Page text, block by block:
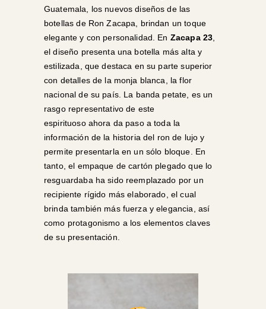
Guatemala, los nuevos diseños de las
botellas de Ron Zacapa, brindan un toque
elegante y con personalidad. En Zacapa 23
el diseño presenta una botella más alta y
estilizada, que destaca en su parte superior
con detalles de la monja blanca, la flor
nacional de su país. La banda petate, es un
rasgo representativo de este
espirituoso ahora da paso a toda la
información de la historia del ron de lujo y
permite presentarla en un sólo bloque. En
tanto, el empaque de cartón plegado que lo
resguardaba ha sido reemplazado por un
recipiente rígido más elaborado, el cual
brinda también más fuerza y elegancia, así
como protagonismo a los elementos claves
de su presentación.